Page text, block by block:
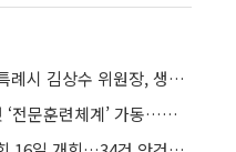
“예산은 현장에서 가치”…용인특례시 김상수 위원장, 생활복지예산 전면점검
용인특례시, 교통전담 공직자 첫 ‘전문훈련체계’ 가동…반도체 도시 교통행정 고도화 본격 착수